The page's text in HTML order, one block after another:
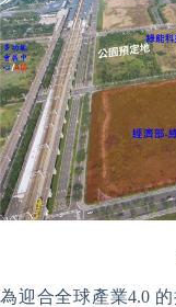
為迎合全球產業4.0